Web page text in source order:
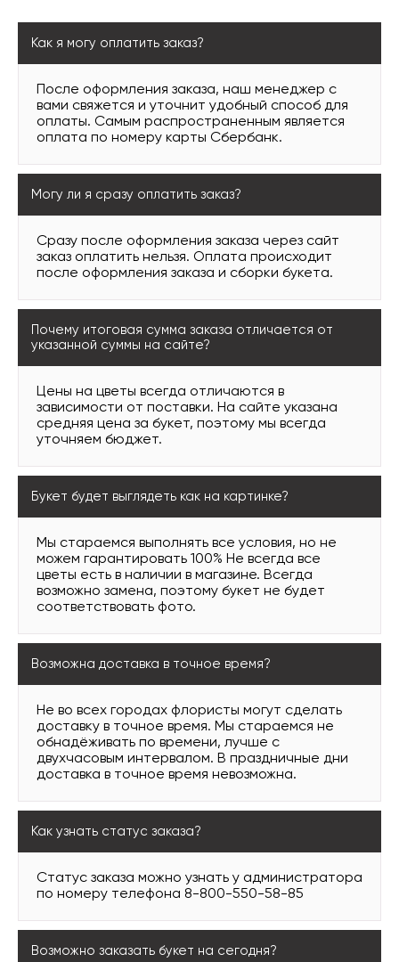
Как я могу оплатить заказ?
После оформления заказа, наш менеджер с
вами свяжется и уточнит удобный способ для
оплаты. Самым распространенным является
оплата по номеру карты Сбербанк.
Могу ли я сразу оплатить заказ?
Сразу после оформления заказа через сайт
заказ оплатить нельзя. Оплата происходит
после оформления заказа и сборки букета.
Почему итоговая сумма заказа отличается от
указанной суммы на сайте?
Цены на цветы всегда отличаются в
зависимости от поставки. На сайте указана
средняя цена за букет, поэтому мы всегда
уточняем бюджет.
Букет будет выглядеть как на картинке?
Мы стараемся выполнять все условия, но не
можем гарантировать 100% Не всегда все
цветы есть в наличии в магазине. Всегда
возможно замена, поэтому букет не будет
соответствовать фото.
Возможна доставка в точное время?
Не во всех городах флористы могут сделать
доставку в точное время. Мы стараемся не
обнадёживать по времени, лучше с
двухчасовым интервалом. В праздничные дни
доставка в точное время невозможна.
Как узнать статус заказа?
Статус заказа можно узнать у администратора
по номеру телефона 8-800-550-58-85
Возможно заказать букет на сегодня?